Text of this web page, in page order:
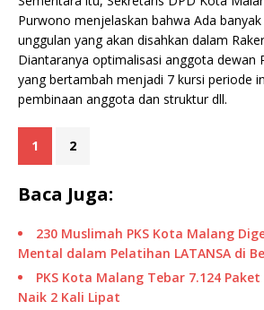
Purwono menjelaskan bahwa Ada
unggulan yang akan disahkan dalam
Diantaranya optimalisasi anggota dewan
yang bertambah menjadi 7 kursi periode
pembinaan anggota dan struktur dll.
1 2
Baca Juga:
230 Muslimah PKS Kota Malang
Mental dalam Pelatihan LATANSA di
PKS Kota Malang Tebar 7.124
Naik 2 Kali Lipat